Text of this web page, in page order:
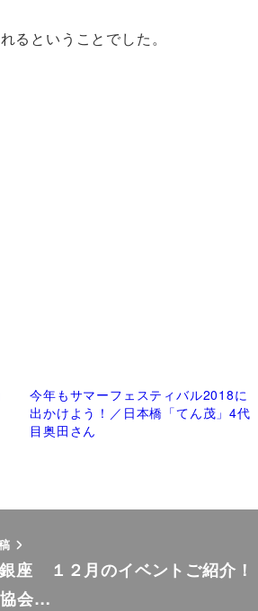
るということでした。
今年もサマーフェスティバル2018に
出かけよう！／日本橋「てん茂」4代
目奥田さん
座 １２月のイベントご紹介！
会…